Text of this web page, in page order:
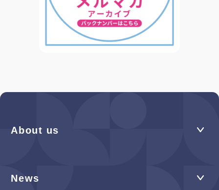
About us
News